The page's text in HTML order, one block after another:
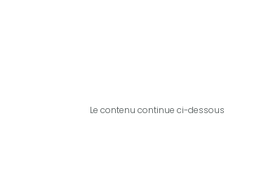
Le contenu continue ci-dessous